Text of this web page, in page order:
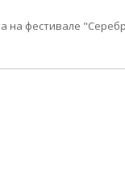
на фестивале